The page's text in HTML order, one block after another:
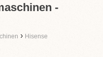
-
› Hisense